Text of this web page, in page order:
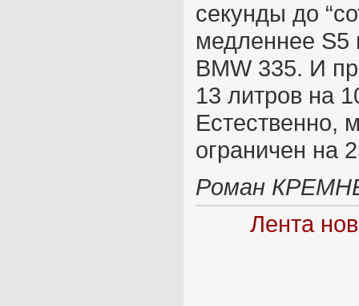
секунды до
медленнее S5
BMW 335. И
13 литров на
Естественно,
ограничен на
Роман
Лента